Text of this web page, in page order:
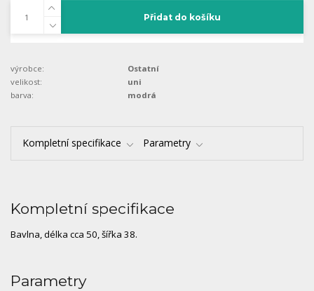
Přidat do košíku
výrobce:
Ostatní
velikost:
uni
barva:
modrá
Kompletní specifikace Parametry
Kompletní specifikace
Bavlna, délka cca 50, šířka 38.
Parametry